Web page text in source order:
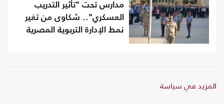
مدارس تحت "تأثير التدريب
العسكري".. شكاوى من تغير
نمط الإدارة التربوية المصرية
المزيد في سياسة